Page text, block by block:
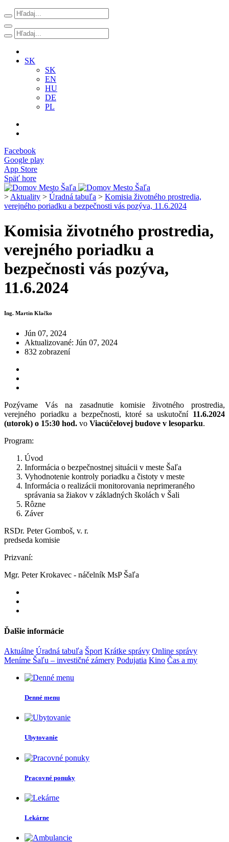
SK
SK
EN
HU
DE
PL
Facebook
Google play
App Store
Späť hore
> Aktuality > Úradná tabuľa > Komisia životného prostredia,
verejného poriadku a bezpečnosti vás pozýva, 11.6.2024
Komisia životného prostredia,
verejného poriadku a
bezpečnosti vás pozýva,
11.6.2024
Ing. Martin Klačko
Jún 07, 2024
Aktualizované: Jún 07, 2024
832 zobrazení
Pozývame Vás na zasadnutie komisie životného prostredia,
verejného poriadku a bezpečnosti, ktoré sa uskutoční 11.6.2024
(utorok) o 15:30 hod. vo Viacúčelovej budove v lesoparku.
Program:
Úvod
Informácia o bezpečnostnej situácii v meste Šaľa
Vyhodnotenie kontroly poriadku a čistoty v meste
Informácia o realizácii monitorovania neprimeraného
správania sa žiakov v základných školách v Šali
Rôzne
Záver
RSDr. Peter Gomboš, v. r.
predseda komisie
Prizvaní:
Mgr. Peter Krokavec - náčelník MsP Šaľa
Ďalšie informácie
Aktuálne Úradná tabuľa Šport Krátke správy Online správy
Meníme Šaľu – investičné zámery Podujatia Kino Čas a my
Denné menu
Ubytovanie
Pracovné ponuky
Lekárne